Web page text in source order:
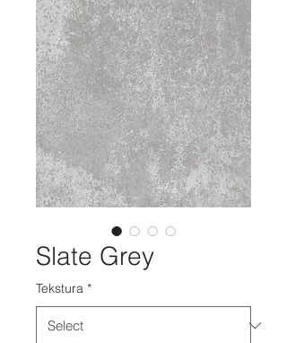
Slate Grey
Tekstura *